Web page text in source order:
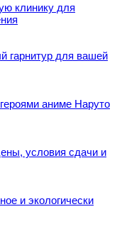
клинику для
гарнитур для вашей
аниме Наруто
условия сдачи и
и экологически